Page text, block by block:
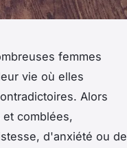
femmes
vie où elles
Alors
comblées,
d'anxiété ou de